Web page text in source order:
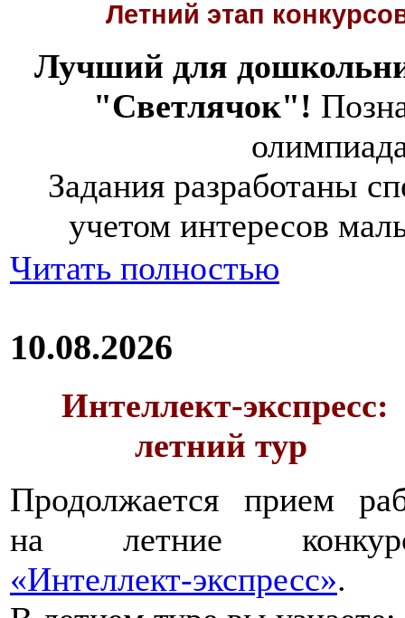
Летний этап
Лучший для
"Светлячок"!
Задания разработаны
учетом интересов
Читать полностью
10.08.2026
Интеллект-экспресс:
летний тур
Продолжается прием
на летние
«Интеллект-экспресс».